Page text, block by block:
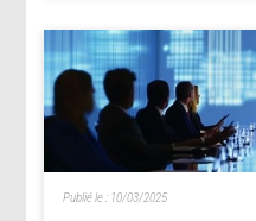
Publié le : 10/03/2025